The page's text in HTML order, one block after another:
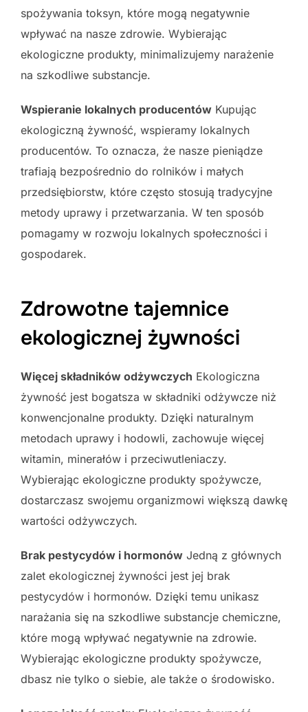
spożywania toksyn, które mogą negatywnie
wpływać na nasze zdrowie. Wybierając
ekologiczne produkty, minimalizujemy narażenie
na szkodliwe substancje.
Wspieranie lokalnych producentów Kupując
ekologiczną żywność, wspieramy lokalnych
producentów. To oznacza, że nasze pieniądze
trafiają bezpośrednio do rolników i małych
przedsiębiorstw, które często stosują tradycyjne
metody uprawy i przetwarzania. W ten sposób
pomagamy w rozwoju lokalnych społeczności i
gospodarek.
Zdrowotne tajemnice
ekologicznej żywności
Więcej składników odżywczych Ekologiczna
żywność jest bogatsza w składniki odżywcze niż
konwencjonalne produkty. Dzięki naturalnym
metodach uprawy i hodowli, zachowuje więcej
witamin, minerałów i przeciwutleniaczy.
Wybierając ekologiczne produkty spożywcze,
dostarczasz swojemu organizmowi większą dawkę
wartości odżywczych.
Brak pestycydów i hormonów Jedną z głównych
zalet ekologicznej żywności jest jej brak
pestycydów i hormonów. Dzięki temu unikasz
narażania się na szkodliwe substancje chemiczne,
które mogą wpływać negatywnie na zdrowie.
Wybierając ekologiczne produkty spożywcze,
dbasz nie tylko o siebie, ale także o środowisko.